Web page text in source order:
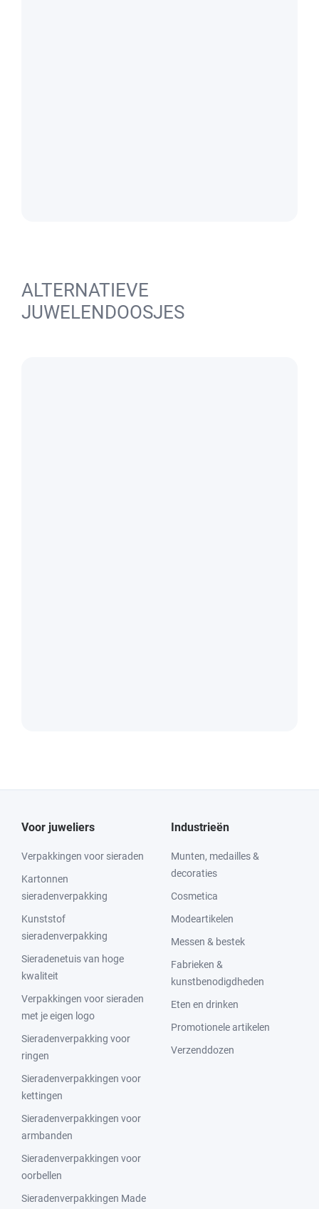
ALTERNATIEVE
JUWELENDOOSJES
Voor juweliers
Verpakkingen voor sieraden
Kartonnen
sieradenverpakking
Kunststof
sieradenverpakking
Sieradenetuis van hoge
kwaliteit
Verpakkingen voor sieraden
met je eigen logo
Sieradenverpakking voor
ringen
Sieradenverpakkingen voor
kettingen
Sieradenverpakkingen voor
armbanden
Sieradenverpakkingen voor
oorbellen
Sieradenverpakkingen Made
Industrieën
Munten, medailles &
decoraties
Cosmetica
Modeartikelen
Messen & bestek
Fabrieken &
kunstbenodigdheden
Eten en drinken
Promotionele artikelen
Verzenddozen